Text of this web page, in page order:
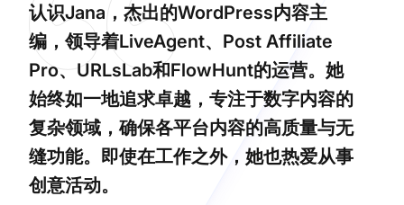
认识Jana，杰出的WordPress内容主
编，领导着LiveAgent、Post Affiliate
Pro、URLsLab和FlowHunt的运营。她
始终如一地追求卓越，专注于数字内容的
复杂领域，确保各平台内容的高质量与无
缝功能。即使在工作之外，她也热爱从事
创意活动。